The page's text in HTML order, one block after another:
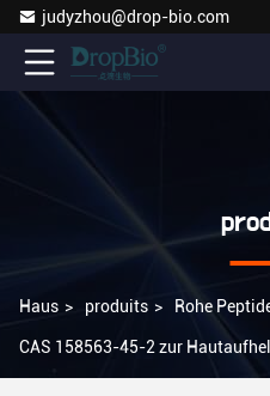
judyzhou@drop-bio.com
Haus > produits > Rohe
CAS 158563-45-2 zur